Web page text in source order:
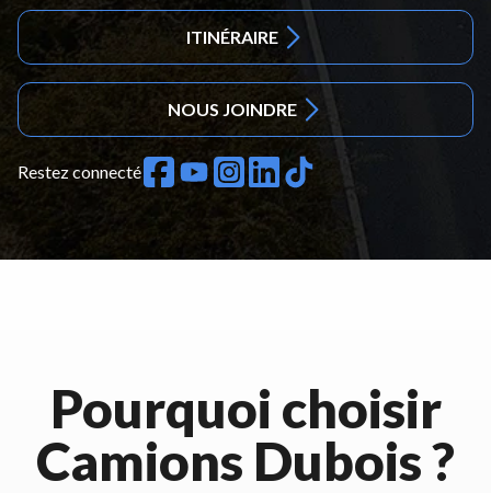
ITINÉRAIRE
NOUS JOINDRE
Restez connecté
Pourquoi choisir
Camions Dubois ?